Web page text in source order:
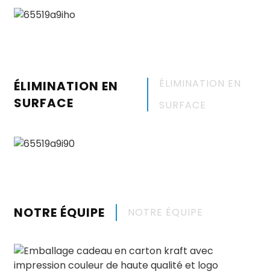
ÉLIMINATION EN
SURFACE
ÉLIMINATION EN
SURFACE
NOTRE ÉQUIPE NOTRE ÉQUIPE